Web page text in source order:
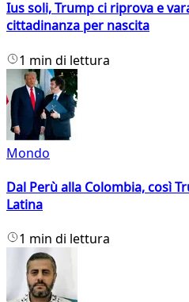
Ius soli, Trump ci riprova e
cittadinanza per nascita
1 min di lettura
Mondo
Dal Perù alla Colombia, così
Latina
1 min di lettura